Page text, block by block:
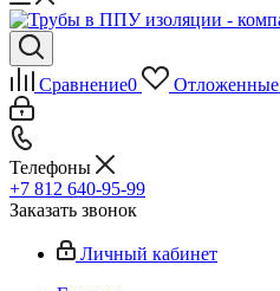
Сравнение0 Отложенные
Телефоны
+7 812 640-95-99
Заказать звонок
Личный кабинет